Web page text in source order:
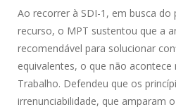
Ao recorrer à SDI-1, em busca
recurso, o MPT sustentou que a
recomendável para solucionar
equivalentes, o que não
Trabalho. Defendeu que os
irrenunciabilidade, que amparam